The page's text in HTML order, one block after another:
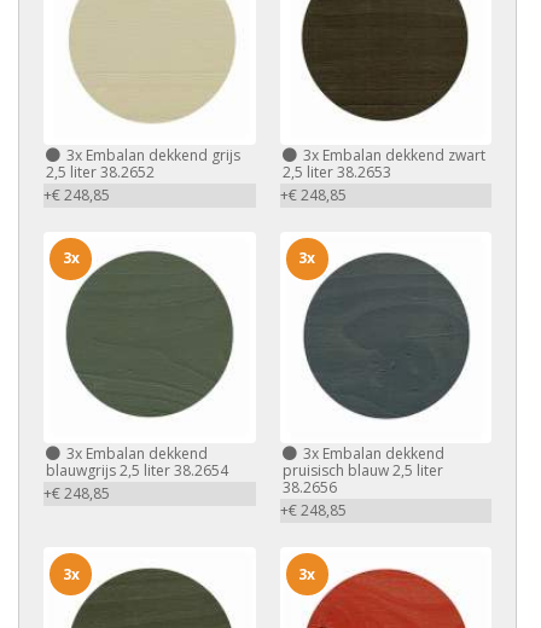
3x Embalan dekkend grijs
2,5 liter 38.2652
+€ 248,85
3xEmbalan dekkend zwart
2,5 liter 38.2653
+€ 248,85
3x Embalan dekkend
blauwgrijs 2,5 liter 38.2654
+€ 248,85
3x
3xEmbalan dekkend
pruisisch blauw 2,5 liter
38.2656
+€ 248,85
3x
3x 3x